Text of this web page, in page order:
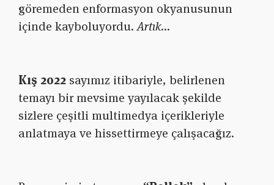
göremeden enformasyon okyanusunun
içinde kayboluyordu.Artık…
Kış 2022 sayımız itibariyle, belirlenen
temayı bir mevsime yayılacak şekilde
sizlere çeşitli multimedya içerikleriyle
anlatmaya ve hissettirmeye çalışacağız.